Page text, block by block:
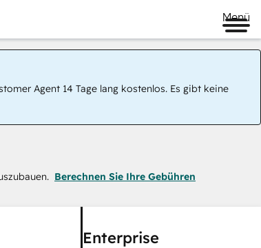
Menü
Agent 14 Tage lang kostenlos. Es gibt keine
Berechnen Sie Ihre Gebühren
Enterprise